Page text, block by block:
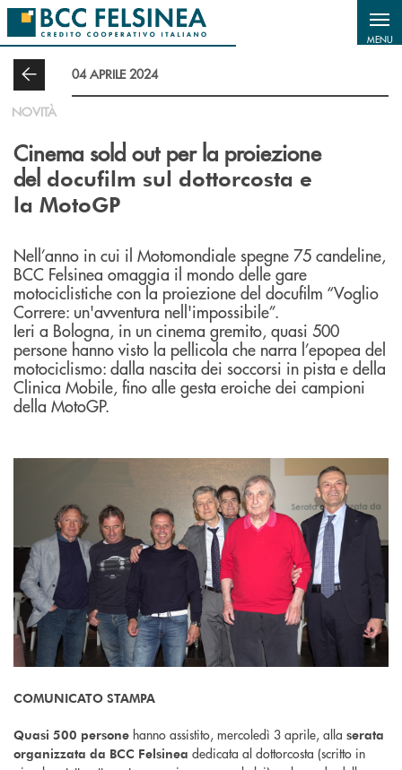
Salta al contenuto principale
MENU
04 APRILE 2024
NOVITÀ
Cinema sold out per la proiezione
del docufilm sul dottorcosta e
la MotoGP
Nell’anno in cui il Motomondiale spegne 75 candeline,
BCC Felsinea omaggia il mondo delle gare
motociclistiche con la proiezione del docufilm “Voglio
Correre: un'avventura nell'impossibile”.
Ieri a Bologna, in un cinema gremito, quasi 500
persone hanno visto la pellicola che narra l’epopea del
motociclismo: dalla nascita dei soccorsi in pista e della
Clinica Mobile, fino alle gesta eroiche dei campioni
della MotoGP.
COMUNICATO STAMPA
Quasi 500 persone hanno assistito, mercoledì 3 aprile, alla serata
organizzata da BCC Felsinea dedicata al dottorcosta (scritto in